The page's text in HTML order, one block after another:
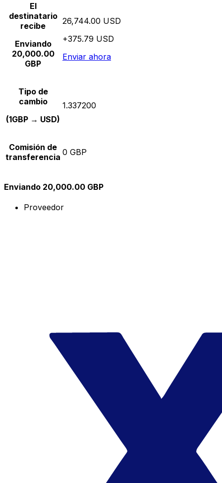
El
destinatario
recibe
Enviando
20,000.00
GBP
26,744.00 USD
+375.79 USD
Enviar ahora
Tipo de
cambio
(1GBP → USD)
1.337200
Comisión de
transferencia 0 GBP
Enviando 20,000.00 GBP
Proveedor